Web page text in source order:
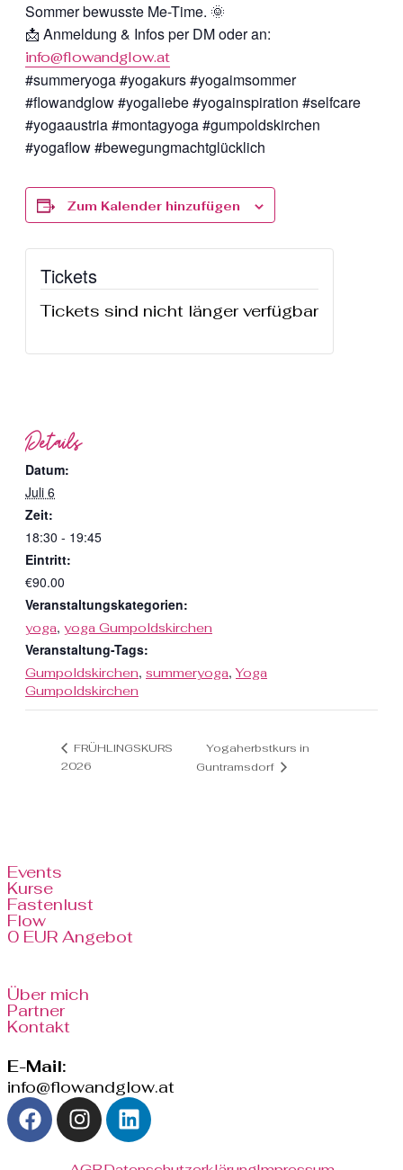
Sommer bewusste Me-Time. 🌞
📩 Anmeldung & Infos per DM oder an:
info@flowandglow.at
#summeryoga #yogakurs #yogaimsommer
#flowandglow #yogaliebe #yogainspiration #selfcare
#yogaaustria #montagyoga #gumpoldskirchen
#yogaflow #bewegungmachtglücklich
Zum Kalender hinzufügen
Details
Datum:
Juli 6
Zeit:
18:30 - 19:45
Eintritt:
€90.00
Veranstaltungskategorien:
yoga, yoga Gumpoldskirchen
Veranstaltung-Tags:
Gumpoldskirchen, summeryoga,Yoga
Gumpoldskirchen
Tickets
Tickets sind nicht länger verfügbar
FRÜHLINGSKURS
2026
Yogaherbstkurs in
Guntramsdorf
Events
Kurse
Fastenlust
Flow
0 EUR Angebot
Über mich
Partner
Kontakt
E-Mail:
info@flowandglow.at